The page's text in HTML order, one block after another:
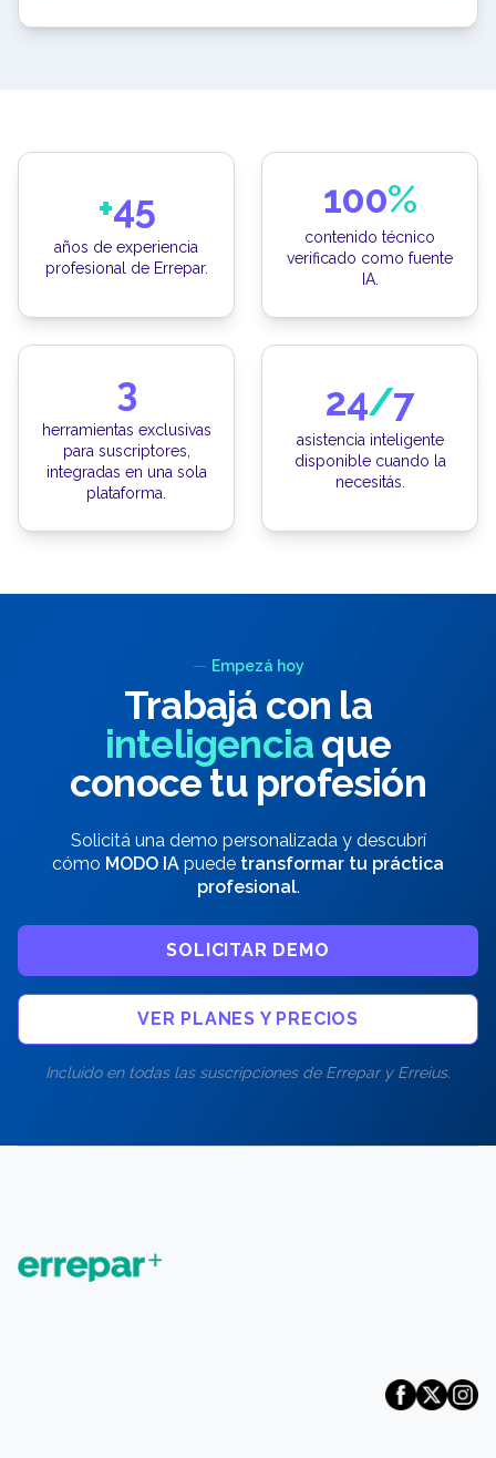
+45
años de experiencia
profesional de Errepar.
100%
contenido técnico
verificado como fuente
IA.
3
herramientas exclusivas
para suscriptores,
integradas en una sola
plataforma.
24/7
asistencia inteligente
disponible cuando la
necesitás.
— Empezá hoy
Trabajá con la
inteligenciaque
conoce tu profesión
Solicitá una demo personalizada y descubrí
cómo MODO IA puede transformar tu práctica
profesional.
SOLICITAR DEMO
VER PLANES Y PRECIOS
Incluido en todas las suscripciones de Errepar y Erreius.